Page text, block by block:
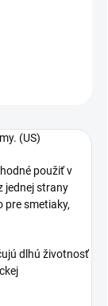
(US)
použiť v
jednej strany
pre smetiaky,
dlhú životnosť